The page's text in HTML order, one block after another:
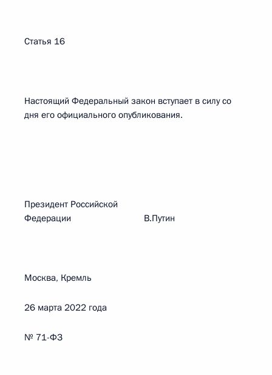
Статья 16
Настоящий Федеральный закон вступает в силу со
дня его официального опубликования.
Президент Российской
Федерации В.Путин
Москва, Кремль
26 марта 2022 года
№ 71-ФЗ